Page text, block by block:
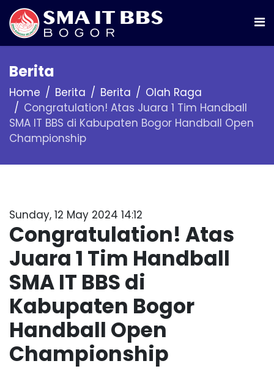
Berita
Home Berita Berita
Olah Raga
Congratulation! Atas Juara 1 Tim Handball
SMA IT BBS di Kabupaten Bogor Handball Open
Championship
Sunday, 12 May 2024 14:12
Congratulation! Atas
Juara 1 Tim Handball
SMA IT BBS di
Kabupaten Bogor
Handball Open
Championship